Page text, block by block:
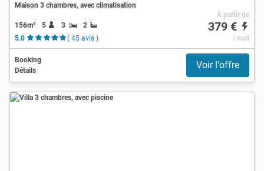
Maison 3 chambres, avec climatisation
156m² 5 3
2
5.0
( 45 avis )
À partir de
379 €
/ nuit
Booking
Détails
Voir l'offre